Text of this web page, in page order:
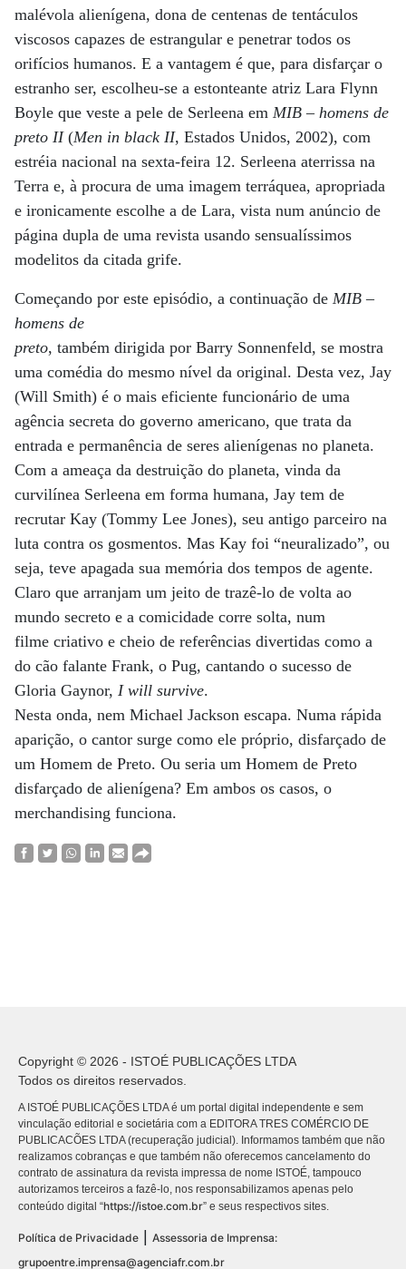
malévola alienígena, dona de centenas de tentáculos
viscosos capazes de estrangular e penetrar todos os
orifícios humanos. E a vantagem é que, para disfarçar o
estranho ser, escolheu-se a estonteante atriz Lara Flynn
Boyle que veste a pele de Serleena em MIB – homens de
preto II (Men in black II, Estados Unidos, 2002), com
estréia nacional na sexta-feira 12. Serleena aterrissa na
Terra e, à procura de uma imagem terráquea, apropriada
e ironicamente escolhe a de Lara, vista num anúncio de
página dupla de uma revista usando sensualíssimos
modelitos da citada grife.
Começando por este episódio, a continuação de MIB –
homens de
preto, também dirigida por Barry Sonnenfeld, se mostra
uma comédia do mesmo nível da original. Desta vez, Jay
(Will Smith) é o mais eficiente funcionário de uma
agência secreta do governo americano, que trata da
entrada e permanência de seres alienígenas no planeta.
Com a ameaça da destruição do planeta, vinda da
curvilínea Serleena em forma humana, Jay tem de
recrutar Kay (Tommy Lee Jones), seu antigo parceiro na
luta contra os gosmentos. Mas Kay foi “neuralizado”, ou
seja, teve apagada sua memória dos tempos de agente.
Claro que arranjam um jeito de trazê-lo de volta ao
mundo secreto e a comicidade corre solta, num
filme criativo e cheio de referências divertidas como a
do cão falante Frank, o Pug, cantando o sucesso de
Gloria Gaynor, I will survive.
Nesta onda, nem Michael Jackson escapa. Numa rápida
aparição, o cantor surge como ele próprio, disfarçado de
um Homem de Preto. Ou seria um Homem de Preto
disfarçado de alienígena? Em ambos os casos, o
merchandising funciona.
Copyright © 2026 - ISTOÉ PUBLICAÇÕES LTDA
Todos os direitos reservados.
A ISTOÉ PUBLICAÇÕES LTDA é um portal digital independente e sem
vinculação editorial e societária com a EDITORA TRES COMÉRCIO DE
PUBLICACÕES LTDA (recuperação judicial). Informamos também que não
realizamos cobranças e que também não oferecemos cancelamento do
contrato de assinatura da revista impressa de nome ISTOÉ, tampouco
autorizamos terceiros a fazê-lo, nos responsabilizamos apenas pelo
conteúdo digital “https://istoe.com.br” e seus respectivos sites.
Política de Privacidade
Assessoria de Imprensa:
grupoentre.imprensa@agenciafr.com.br